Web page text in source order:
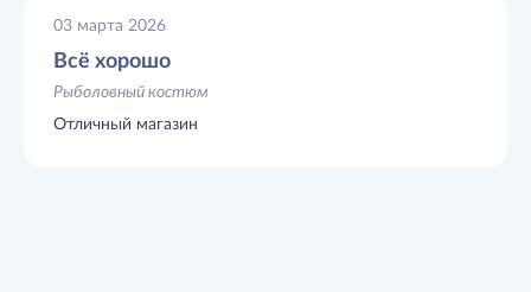
03 марта 2026
Всё хорошо
Рыболовный костюм
Отличный магазин